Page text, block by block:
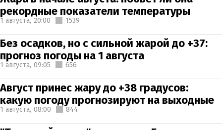
рекордные показатели температуры
1 августа, 20:00 1539
Без осадков, но с сильной жарой до +37:
прогноз погоды на 1 августа
1 августа, 09:05 656
Август принес жару до +38 градусов:
какую погоду прогнозируют на выходные
1 августа, 08:00 844